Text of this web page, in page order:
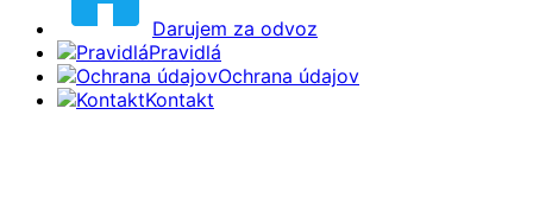
Darujem za odvoz
Pravidlá
Ochrana údajov
Kontakt